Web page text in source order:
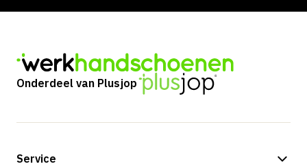
Onderdeel van Plusjop
Service